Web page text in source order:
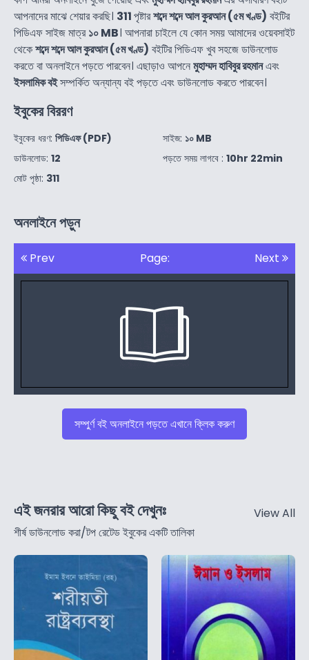
আপনাদের মাঝে শেয়ার করছি। 311পৃষ্টারশব্দে শব্দে আল কুরআন (৫ম খণ্ড) বইটির
পিডিএফ সাইজ মাত্র১০ MB। আপনারা চাইলে যে কোন সময় আমাদের ওয়েবসাইট
থেকেশব্দে শব্দে আল কুরআন (৫ম খণ্ড) বইটির পিডিএফ খুব সহজে ডাউনলোড
করতে বা অনলাইনে পড়তে পারবেন। এছাড়াও আপনেমুহাম্মদ হাবিবুর রহমানএবং
ইসলামিক বইসম্পর্কিত অন্যান্য বই পড়তে এবং ডাউনলোড করতে পারবেন।
ইবুকের বিররণ
ইবুকের ধরণ: পিডিএফ (PDF)
ডাউনলোড: 12
মোট পৃষ্ঠা: 311
সাইজ: ১০ MB
পড়তে সময় লাগবে : 10hr 22min
অনলাইনে পড়ুন
Prev Page: Next
সম্পুর্ণ বই অনলাইনে পড়তে এখানে ক্লিক করুণ
এই জনরার আরো কিছু বই দেখুনঃ
শীর্ষ ডাউনলোড করা/টপ রেটেড ইবুকের একটি তালিকা
View All